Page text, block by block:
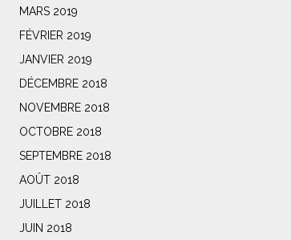
MARS 2019
FÉVRIER 2019
JANVIER 2019
DÉCEMBRE 2018
NOVEMBRE 2018
OCTOBRE 2018
SEPTEMBRE 2018
AOÛT 2018
JUILLET 2018
JUIN 2018